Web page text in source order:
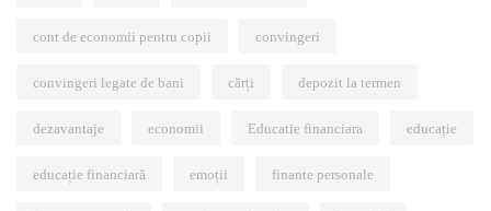
cont de economii pentru copii convingeri
convingeri legate de bani cărți depozit la termen
dezavantaje economii Educatie financiara educație
educație financiară emoții finante personale